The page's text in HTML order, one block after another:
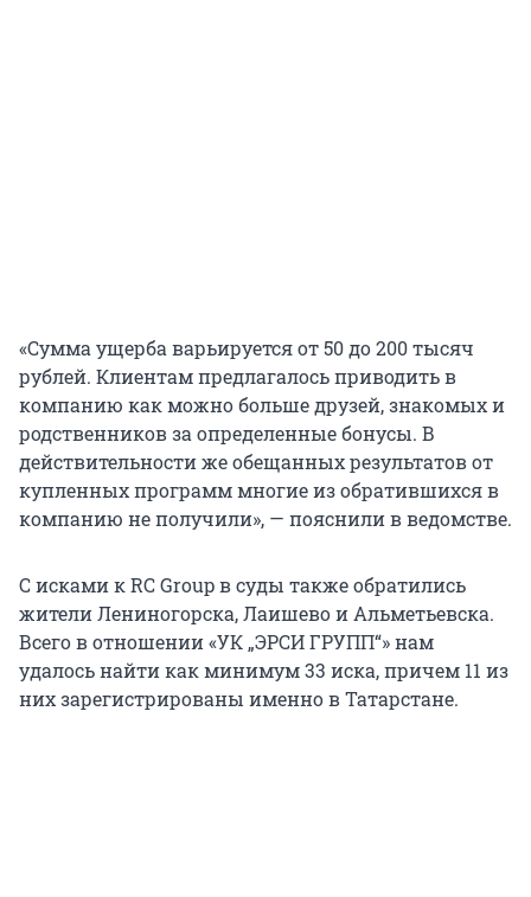
«Сумма ущерба варьируется от 50 до 200 тысяч
рублей. Клиентам предлагалось приводить в
компанию как можно больше друзей, знакомых и
родственников за определенные бонусы. В
действительности же обещанных результатов от
купленных программ многие из обратившихся в
компанию не получили», — пояснили в ведомстве.
С исками к RC Group в суды также обратились
жители Лениногорска, Лаишево и Альметьевска.
Всего в отношении «УК „ЭРСИ ГРУПП“» нам
удалось найти как минимум33 иска, причем 11 из
них зарегистрированы именно в Татарстане.